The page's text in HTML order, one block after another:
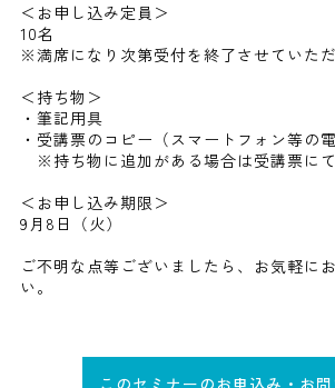
＜お申し込み定員＞
10名
※満席になり次第受付を終了させていた
＜持ち物＞
・筆記用具
・受講票のコピー（スマートフォン等の
※持ち物に追加がある場合は受講票に
＜お申し込み期限＞
9月8日（火）
ご不明な点等ございましたら、お気軽に
い。
このセミナーのお申込み・お